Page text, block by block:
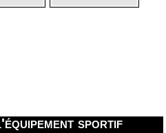
sportif